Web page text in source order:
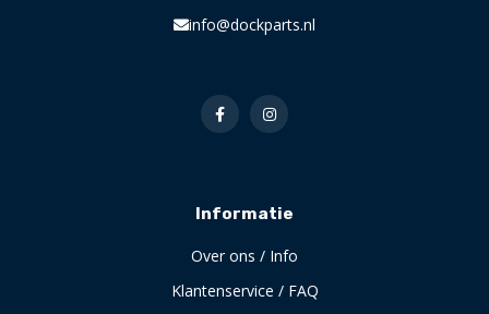
info@dockparts.nl
Informatie
Over ons / Info
Klantenservice / FAQ